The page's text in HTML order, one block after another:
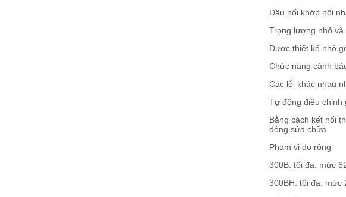
Đầu nối khớp nối
Trọng lượng nhỏ và
Được thiết kế nhỏ
Chức năng cảnh
Các lỗi khác nhau
Tự động điều chỉnh
Bằng cách kết nối
động sửa chữa.
Phạm vi đo rộng
300B: tối đa. mức
300BH: tối đa. mức